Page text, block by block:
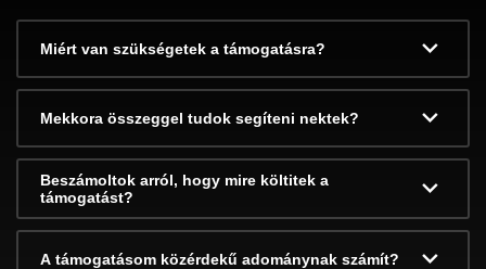
Miért van szükségetek a támogatásra?
Mekkora összeggel tudok segíteni nektek?
Beszámoltok arról, hogy mire költitek a
támogatást?
A támogatásom közérdekű adománynak számít?